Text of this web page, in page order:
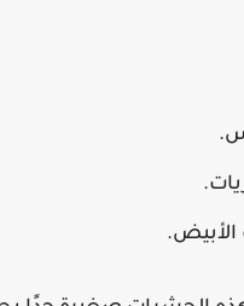
الأبيض.